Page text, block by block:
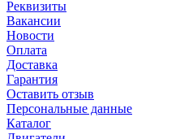
Реквизиты
Вакансии
Новости
Оплата
Доставка
Гарантия
Оставить отзыв
Персональные данные
Каталог